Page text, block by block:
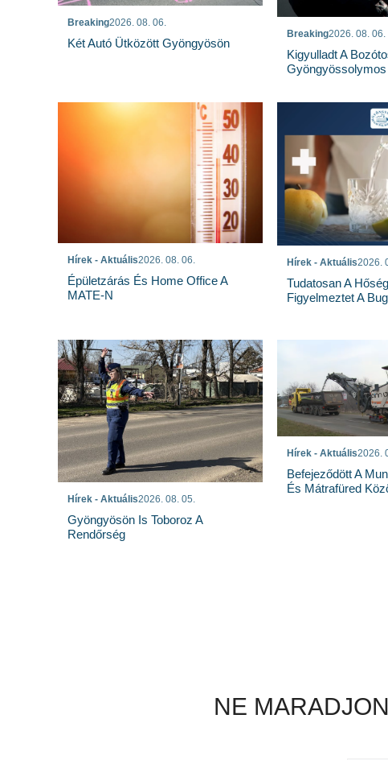
Breaking2026. 08. 06.
Két Autó Ütközött Gyöngyösön
Breaking2026. 08. 06.
Kigyulladt A
Gyöngyössolymos
Hírek - Aktuális2026. 08. 06.
Épületzárás És Home Office A
MATE-N
Hírek - Aktuális2026.
Tudatosan A
Figyelmeztet A
Hírek - Aktuális2026. 08. 05.
Gyöngyösön Is Toboroz A
Rendőrség
Hírek - Aktuális2026.
Befejeződött A
És Mátrafüred
NE